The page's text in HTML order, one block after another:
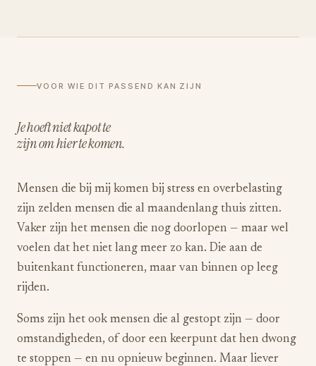
VOOR WIE DIT PASSEND KAN ZIJN
Je hoeft niet kapot te
zijn om hier te komen.
Mensen die bij mij komen bij stress en overbelasting
zijn zelden mensen die al maandenlang thuis zitten.
Vaker zijn het mensen die nog doorlopen — maar wel
voelen dat het niet lang meer zo kan. Die aan de
buitenkant functioneren, maar van binnen op leeg
rijden.
Soms zijn het ook mensen die al gestopt zijn — door
omstandigheden, of door een keerpunt dat hen dwong
te stoppen — en nu opnieuw beginnen. Maar liever